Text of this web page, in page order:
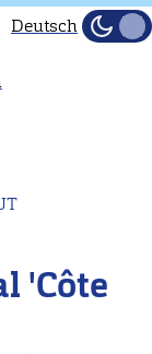
Deutsch
Dark
Light
'Côte